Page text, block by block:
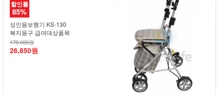
할인률
85%
성인용보행기 KS-130
복지용구 급여대상품목
179,000원
26,850원